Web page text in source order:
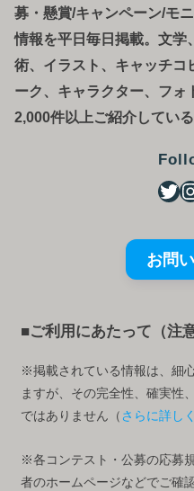
募 ・ 懸賞/キャンペーン/モ
情報を平日毎日掲載。文学
術、イラスト、キャッチコ
ーク、キャラクター、フォ
2,000件以上ご紹介してい
お問
■ご利用にあたって（注
※掲載されている情報は、細
ますが、その完全性、確実性
ではありません（ さらに詳しく
※各コンテスト・公募の応募
者のホームページなどでご確